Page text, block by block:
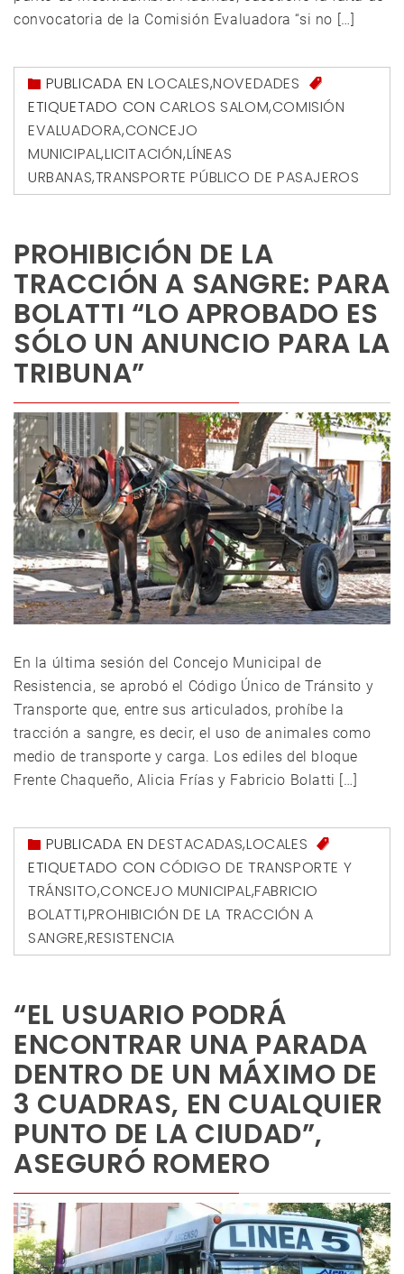
convocatoria de la Comisión Evaluadora “si no […]
PUBLICADA ENLOCALES,NOVEDADES
ETIQUETADO CON CARLOS SALOM,COMISIÓN
EVALUADORA,CONCEJO
MUNICIPAL,LICITACIÓN,LÍNEAS
URBANAS,TRANSPORTE PÚBLICO DE PASAJEROS
PROHIBICIÓN DE LA
TRACCIÓN A SANGRE: PARA
BOLATTI “LO APROBADO ES
SÓLO UN ANUNCIO PARA LA
TRIBUNA”
En la última sesión del Concejo Municipal de
Resistencia, se aprobó el Código Único de Tránsito y
Transporte que, entre sus articulados, prohíbe la
tracción a sangre, es decir, el uso de animales como
medio de transporte y carga. Los ediles del bloque
Frente Chaqueño, Alicia Frías y Fabricio Bolatti […]
PUBLICADA ENDESTACADAS,LOCALES
ETIQUETADO CON CÓDIGO DE TRANSPORTE Y
TRÁNSITO,CONCEJO MUNICIPAL,FABRICIO
BOLATTI,PROHIBICIÓN DE LA TRACCIÓN A
SANGRE,RESISTENCIA
“EL USUARIO PODRÁ
ENCONTRAR UNA PARADA
DENTRO DE UN MÁXIMO DE
3 CUADRAS, EN CUALQUIER
PUNTO DE LA CIUDAD”,
ASEGURÓ ROMERO